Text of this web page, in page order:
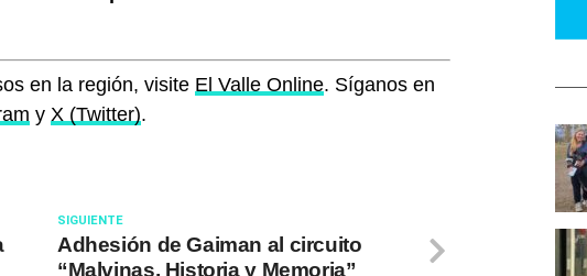
en la región, visite El Valle Online. Síganos en
y X (Twitter).
SIGUIENTE
Adhesión de Gaiman al circuito
“Malvinas, Historia y Memoria”